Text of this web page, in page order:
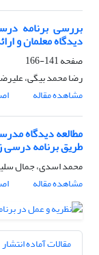
بررسی برنامه
دیدگاه معلمان و
صفحه141-166
رضا محمد بیگی،
مشاهده مقاله
مطالعه‌ دیدگاه
طریق برنامه درسی
محمد اسدی، جمال
مشاهده مقاله
مقالات آماده انتشار